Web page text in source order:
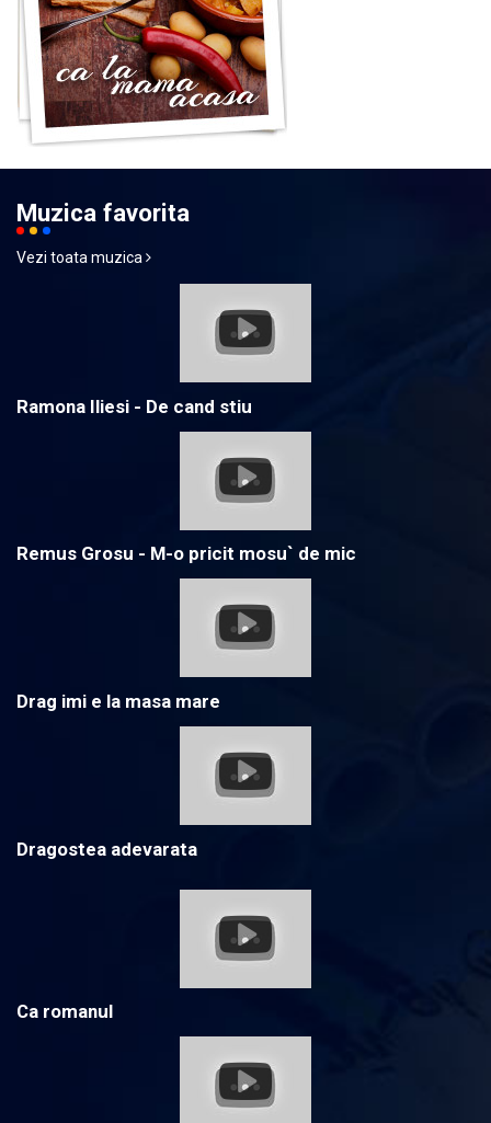
Muzica favorita
Vezi toata muzica
Ramona Iliesi - De cand stiu
Remus Grosu - M-o pricit mosu` de mic
Drag imi e la masa mare
Dragostea adevarata
Ca romanul